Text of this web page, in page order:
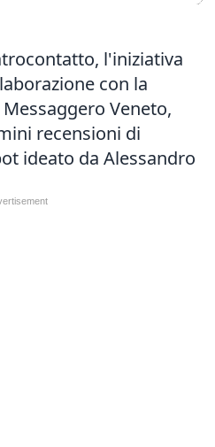
l'iniziativa
con la
Veneto,
recensioni di
ideato da Alessandro